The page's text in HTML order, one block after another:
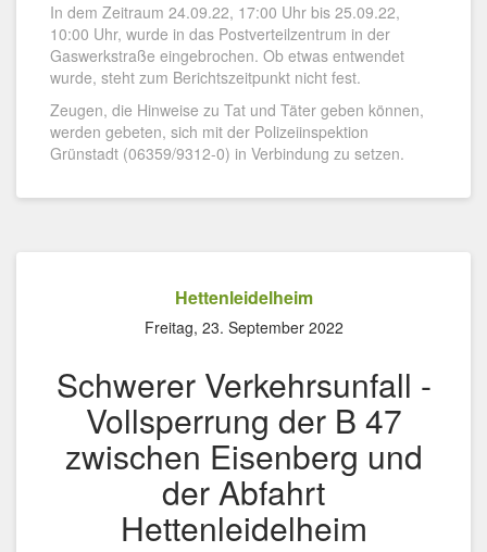
In dem Zeitraum 24.09.22, 17:00 Uhr bis 25.09.22,
10:00 Uhr, wurde in das Postverteilzentrum in der
Gaswerkstraße eingebrochen. Ob etwas entwendet
wurde, steht zum Berichtszeitpunkt nicht fest.
Zeugen, die Hinweise zu Tat und Täter geben können,
werden gebeten, sich mit der Polizeiinspektion
Grünstadt (06359/9312-0) in Verbindung zu setzen.
Hettenleidelheim
Freitag, 23. September 2022
Schwerer Verkehrsunfall -
Vollsperrung der B 47
zwischen Eisenberg und
der Abfahrt
Hettenleidelheim